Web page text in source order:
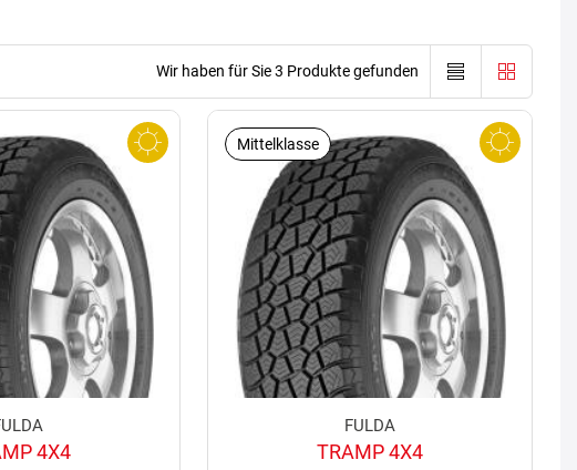
Wir haben für Sie 3 Produkte gefunden
4X4
Mittelklasse
FULDA
TRAMP 4X4